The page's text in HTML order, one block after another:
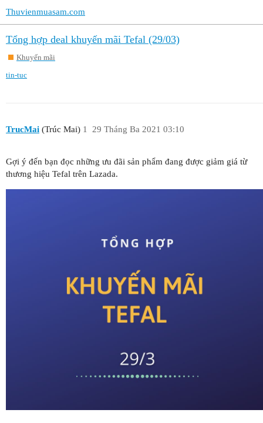
Thuvienmuasam.com
Tổng hợp deal khuyến mãi Tefal (29/03)
Khuyến mãi
tin-tuc
TrucMai (Trúc Mai) 29 Tháng Ba 2021 03:10
1
Gợi ý đến bạn đọc những ưu đãi sản phẩm đang được giảm giá từ
thương hiệu Tefal trên Lazada.